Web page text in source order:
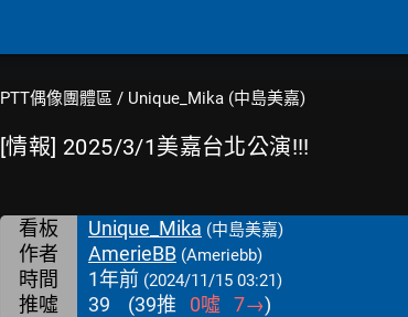
PTT偶像團體區 / Unique_Mika (中島美嘉)
[情報] 2025/3/1美嘉台北公演!!!
看板 Unique_Mika (中島美嘉)
作者 AmerieBB (Ameriebb)
時間 1年前 (2024/11/15 03:21)
推噓 39 (39推 0噓 7→)